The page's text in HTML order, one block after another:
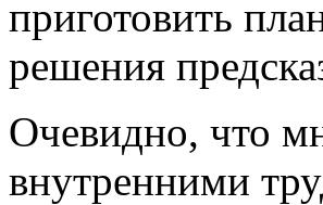
приготовить
решения
Очевидно, что
внутренними